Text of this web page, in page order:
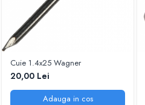
Cuie 1.4x25 Wagner
20,00 Lei
Adauga in cos